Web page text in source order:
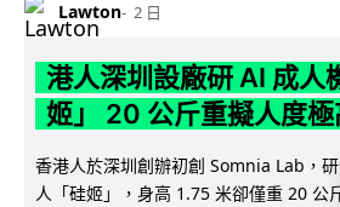
Lawton 2 日
港人深圳設廠研 AI 成人
姬」 20 公斤重擬人度極
香港人於深圳創辦初創 Somnia Lab，
人「硅姬」，身高 1.75 米卻僅重 20 公